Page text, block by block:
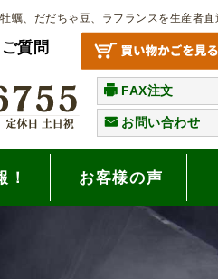
蠣、だだちゃ豆、ラフランスを生産者直
質問
FAX注文
お問い合わせ
！ お客様の声